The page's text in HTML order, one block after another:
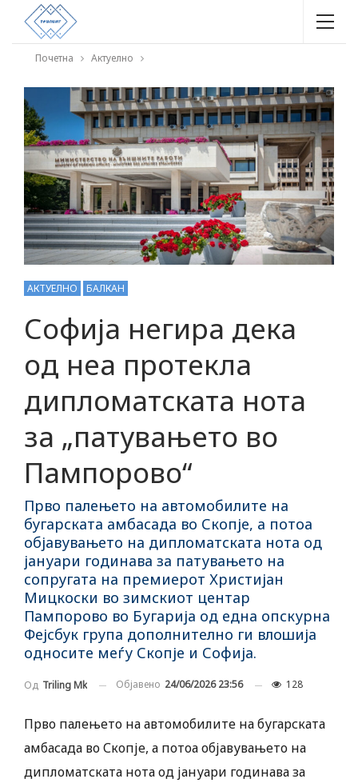
Почетна Актуелно
АКТУЕЛНО БАЛКАН
Софија негира дека
од неа протекла
дипломатската нота
за „патувањето во
Пампорово“
Прво палењето на автомобилите на
бугарската амбасада во Скопје, а потоа
објавувањето на дипломатската нота од
јануари годинава за патувањето на
сопругата на премиерот Христијан
Мицкоски во зимскиот центар
Пампорово во Бугарија од една опскурна
Фејсбук група дополнително ги влошија
односите меѓу Скопје и Софија.
Од Triling Mk Објавено 24/06/2026 23:56 128
Прво палењето на автомобилите на бугарската
амбасада во Скопје, а потоа објавувањето на
дипломатската нота од јануари годинава за